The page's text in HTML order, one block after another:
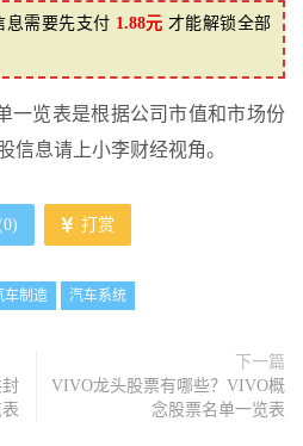
息需要先支付 1.88元 才能解锁全部
一览表是根据公司市值和市场份
信息请上小李财经视角。
0) 打赏
车制造 汽车系统
下一篇
VIVO龙头股票有哪些？VIVO概
念股票名单一览表